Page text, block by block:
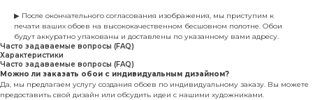
▶ После окончательного согласования изображения, мы приступим к
печати ваших обоев на высококачественном бесшовном полотне. Обои
будут аккуратно упакованы и доставлены по указанному вами адресу.
Часто задаваемые вопросы (FAQ)
Характеристики
Часто задаваемые вопросы (FAQ)
Можно ли заказать обои с индивидуальным дизайном?
Да, мы предлагаем услугу создания обоев по индивидуальному заказу. Вы можете
предоставить свой дизайн или обсудить идеи с нашими художниками.